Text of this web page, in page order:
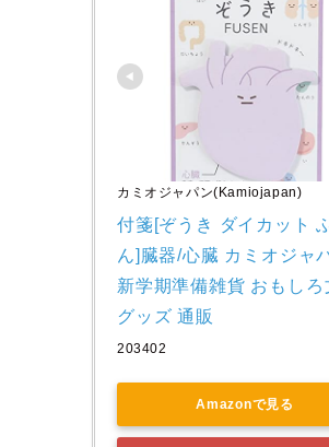
カミオジャパン(Kamiojapan)
付箋[ぞうき ダイカット
ん]臓器/心臓 カミオジャ
新学期準備雑貨 おもしろ
グッズ 通販
203402
Amazonで見る